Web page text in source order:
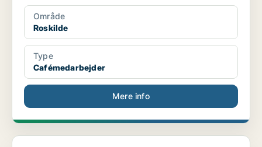
Område
Roskilde
Type
Cafémedarbejder
Mere info
SMILENDE CAFÉMEDARBEJDER TIL [xxxxx] I ROSKILDE